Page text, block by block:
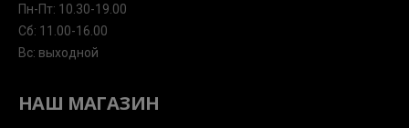
Пн-Пт: 10.30-19.00
Сб: 11.00-16.00
Вс: выходной
НАШ МАГАЗИН